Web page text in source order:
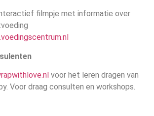
filmpje met informatie over
voor het leren dragen van
Voor draag consulten en workshops.